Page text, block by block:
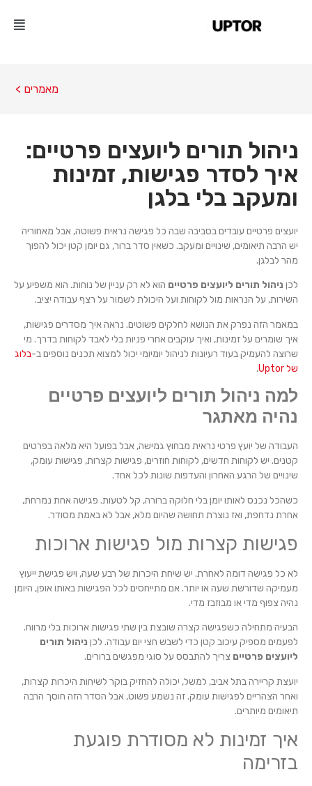
מאמרים >
ניהול תורים ליועצים פרטיים:
איך לסדר פגישות, זמינות
ומעקב בלי בלגן
יועצים פרטיים עובדים בסביבה שבה כל פגישה נראית פשוטה, אבל מאחוריה
יש הרבה תיאומים, שינויים ומעקב. כשאין סדר ברור, גם יומן קטן יכול להפוך
מהר לבלגן.
לכן ניהול תורים ליועצים פרטיים הוא לא רק עניין של נוחות. הוא משפיע על
השירות, על הנראות מול לקוחות ועל היכולת לשמור על רצף עבודה יציב.
במאמר הזה נפרק את הנושא לחלקים פשוטים. נראה איך מסדרים פגישות,
איך שומרים על זמינות, ואיך עוקבים אחרי פניות בלי לאבד לקוחות בדרך. מי
שרוצה להעמיק בעוד רעיונות לניהול יומיומי יכול למצוא תכנים נוספים ב-בלוג
של Uptor
.
למה ניהול תורים ליועצים פרטיים
נהיה מאתגר
העבודה של יועץ פרטי נראית מבחוץ גמישה, אבל בפועל היא מלאה בפרטים
קטנים. יש לקוחות חדשים, לקוחות חוזרים, פגישות קצרות, פגישות עומק,
שינויים של הרגע האחרון והעדפות שונות לכל אחד.
כשהכל נכנס לאותו יומן בלי חלוקה ברורה, קל לטעות. פגישה אחת נמרחת,
אחרת נדחפת, ואז נוצרת תחושה שהיום מלא, אבל לא באמת מסודר.
פגישות קצרות מול פגישות ארוכות
לא כל פגישה דומה לאחרת. יש שיחת היכרות של רבע שעה, ויש פגישת ייעוץ
מעמיקה שדורשת שעה או יותר. אם מתייחסים לכל הפגישות באותו אופן, היומן
נהיה צפוף מדי או מבוזבז מדי.
הבעיה מתחילה כשפגישה קצרה שובצת בין שתי פגישות ארוכות בלי מרווח.
לפעמים מספיק עיכוב קטן כדי לשבש חצי יום עבודה. לכן ניהול תורים
ליועצים פרטיים צריך להתבסס על סוגי מפגשים ברורים.
יועצת קריירה בתל אביב, למשל, יכולה להחזיק בוקר לשיחות היכרות קצרות,
ואחר הצהריים לפגישות עומק. זה נשמע פשוט, אבל הסדר הזה חוסך הרבה
תיאומים מיותרים.
איך זמינות לא מסודרת פוגעת
בזרימה